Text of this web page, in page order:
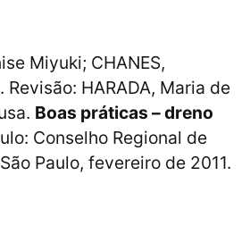
Miyuki; CHANES,
HARADA, Maria de
Boas práticas – dreno
Conselho Regional de
Paulo, fevereiro de 2011.